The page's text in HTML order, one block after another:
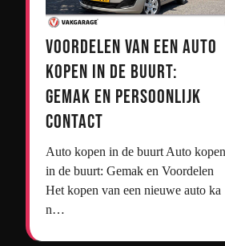
Voordelen van een Auto
Kopen in de Buurt:
Gemak en Persoonlijk
Contact
Auto kopen in de buurt Auto kopen
in de buurt: Gemak en Voordelen
Het kopen van een nieuwe auto ka
n…